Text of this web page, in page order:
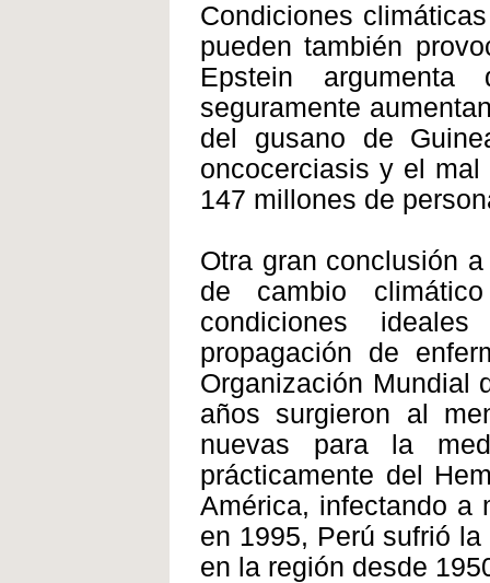
Condiciones
pueden también
Epstein
seguramente
del gusano de
oncocerciasis y el
147 millones de
Otra gran conclusión
de cambio
condiciones
propagación de
Organización Mundial
años surgieron al
nuevas para la
prácticamente del
América, infectando a
en 1995, Perú sufrió
en la región desde